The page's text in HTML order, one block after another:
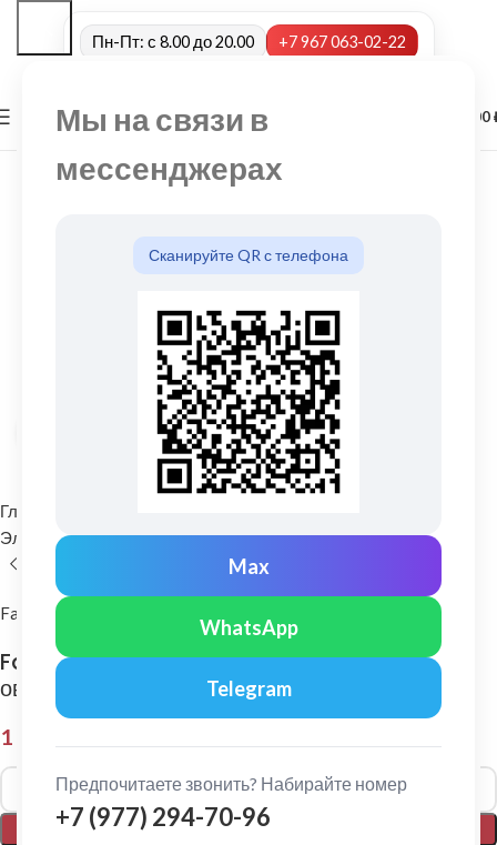
Мы на связи в
мессенджерах
Сканируйте QR с телефона
Max
WhatsApp
Telegram
Предпочитаете звонить? Набирайте номер
+7 (977) 294-70-96
Пн-Пт: с 8.00 до 20.00 +7 967 063-02-22
МЕНЮ 0,00
Нажмите, чтобы увеличить
Главная
Элементы безопасности кровли Снегозадержатели
FarAcs PREMIUM
FarAcs PREMIUM: Снегозадержатель плоско-
овальный 45х25 1м Ral 6005
1 995,00
В КОРЗИНУ
Alternative: